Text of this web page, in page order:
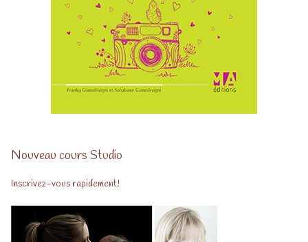
Nouveau cours Studio
Inscrivez-vous rapidement!